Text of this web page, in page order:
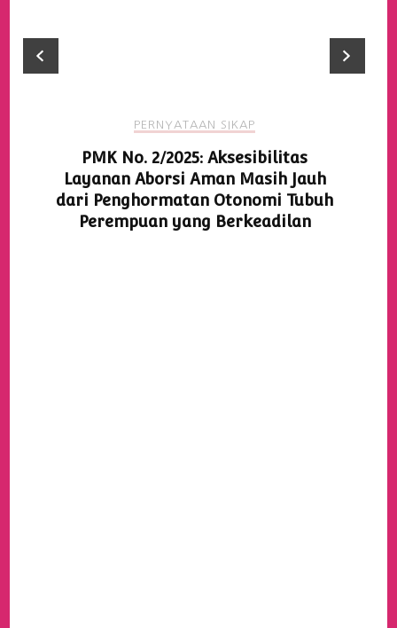
PERNYATAAN SIKAP
PMK No. 2/2025: Aksesibilitas
Layanan Aborsi Aman Masih Jauh
dari Penghormatan Otonomi Tubuh
Perempuan yang Berkeadilan